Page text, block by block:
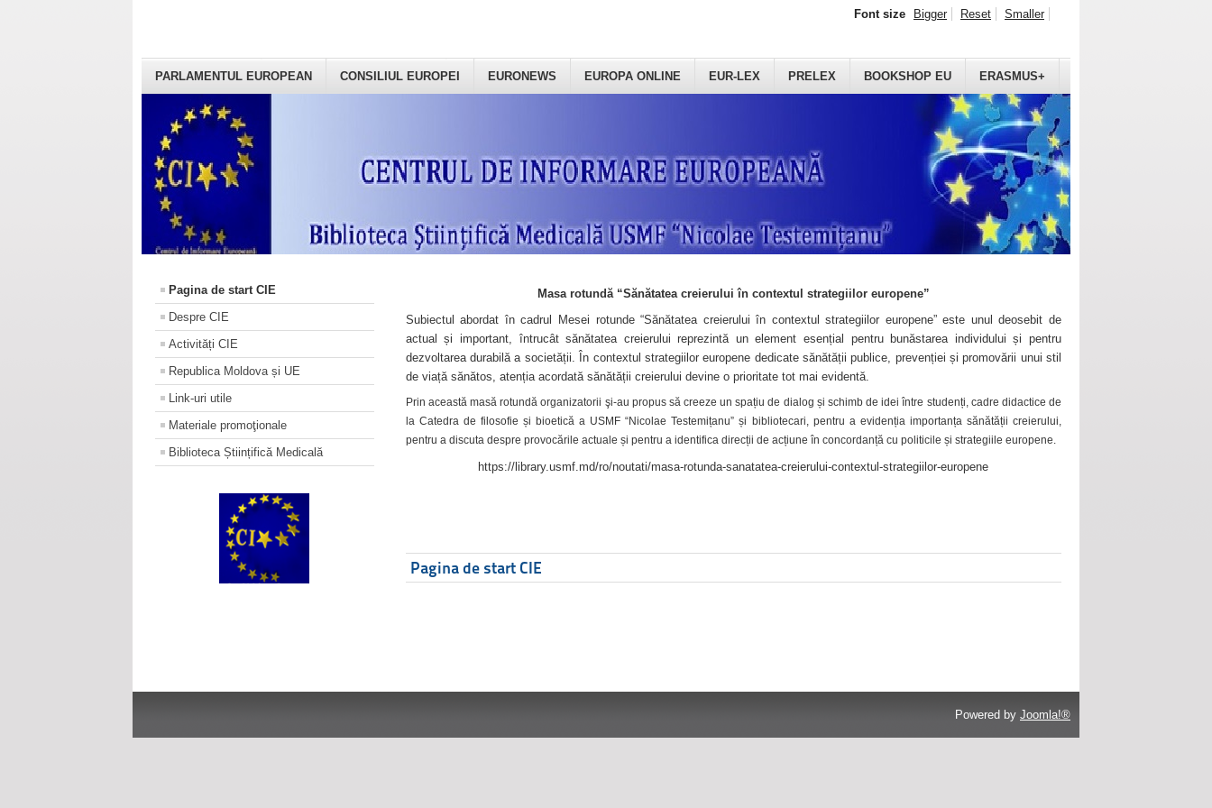
PARLAMENTUL EUROPEAN CONSILIUL EUROPEI EURONEWS EUROPA ONLINE EUR-LEX PRELEX BOOKSHOP EU ERASMUS+
Font size Bigger Reset Smaller
Pagina de start CIE
Despre CIE
Activități CIE
Republica Moldova și UE
Link-uri utile
Materiale promoţionale
Biblioteca Științifică Medicală
Masa rotundă “Sănătatea creierului în contextul strategiilor europene”
Subiectul abordat în cadrul Mesei rotunde “Sănătatea creierului în contextul strategiilor europene” este unul deosebit de
actual și important, întrucât sănătatea creierului reprezintă un element esențial pentru bunăstarea individului și pentru
dezvoltarea durabilă a societății. În contextul strategiilor europene dedicate sănătății publice, prevenției și promovării unui stil
de viață sănătos, atenția acordată sănătății creierului devine o prioritate tot mai evidentă.
Prin această masă rotundă organizatorii şi-au propus să creeze un spațiu de dialog și schimb de idei între studenți, cadre didactice de
la Catedra de filosofie și bioetică a USMF “Nicolae Testemițanu” și bibliotecari, pentru a evidenția importanța sănătății creierului,
pentru a discuta despre provocările actuale și pentru a identifica direcții de acțiune în concordanță cu politicile și strategiile europene.
https://library.usmf.md/ro/noutati/masa-rotunda-sanatatea-creierului-contextul-strategiilor-europene
Pagina de start CIE
Powered by Joomla!®